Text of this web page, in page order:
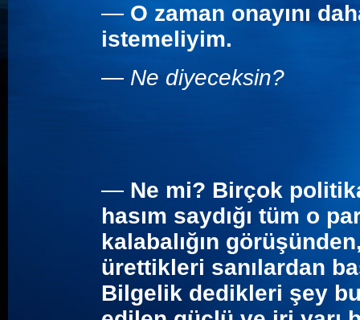
— O zaman onayını
istemeliyim.
— Ne diyeceksin?
— Ne mi? Birçok
hasım saydığı tüm o
kalabalığın
ürettikleri sanılardan
Bilgelik dedikleri şey